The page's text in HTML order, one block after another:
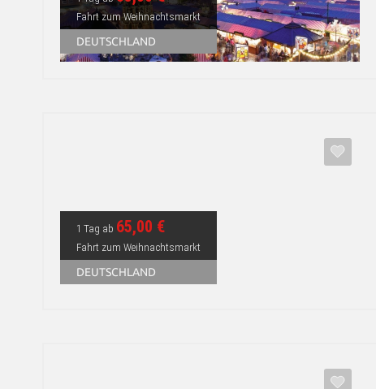
Fahrt zum Weihnachtsmarkt
DEUTSCHLAND
1 Tag ab 65,00 €
Fahrt zum Weihnachtsmarkt
DEUTSCHLAND